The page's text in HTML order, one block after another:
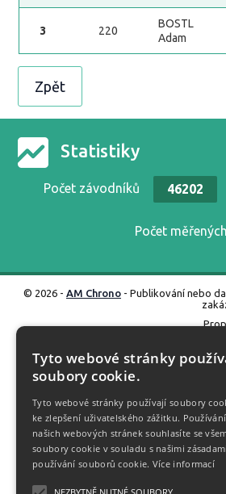
3 220
BOSTL
Adam
Zpět
Statistiky
Počet závodníků 46202
Počet
© 2026 - AM Chrono - Publikování nebo
Vyrobené ve
Tyto webové stránky
soubory cookie.
Tyto webové stránky používají soubory
ke zlepšení uživatelského zážitku.
našich webových stránek souhlasíte se
soubory cookie v souladu s našimi zásadami
používání souborů cookie. Více informací